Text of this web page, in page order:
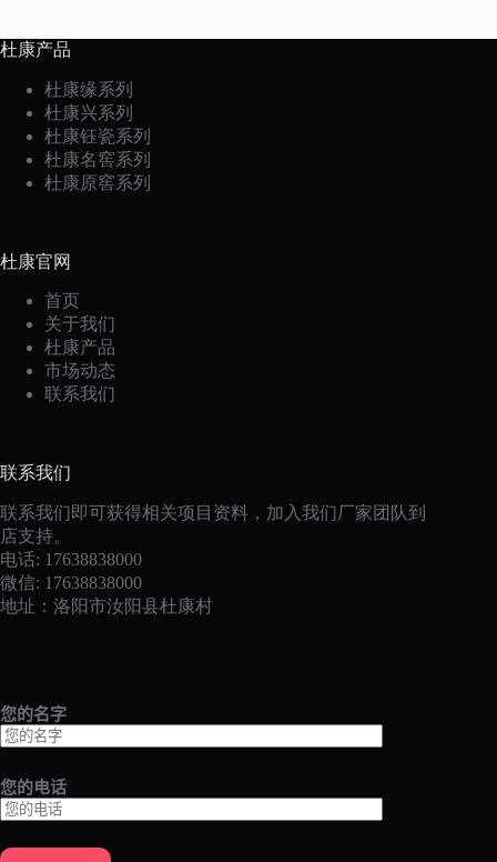
杜康产品
杜康缘系列
杜康兴系列
杜康钰瓷系列
杜康名窖系列
杜康原窖系列
杜康官网
首页
关于我们
杜康产品
市场动态
联系我们
联系我们
联系我们即可获得相关项目资料，加入我们厂家团队到
店支持。
电话: 17638838000
微信: 17638838000
地址：洛阳市汝阳县杜康村
您的名字
您的电话